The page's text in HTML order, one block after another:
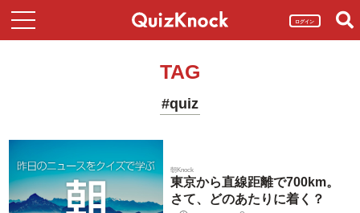
ログイン
TAG
#quiz
朝Knock
東京から直線距離で700km。
さて、どのあたりに着く？